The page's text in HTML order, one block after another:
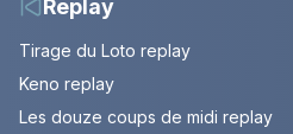
Replay
Tirage du Loto replay
Keno replay
Les douze coups de midi replay